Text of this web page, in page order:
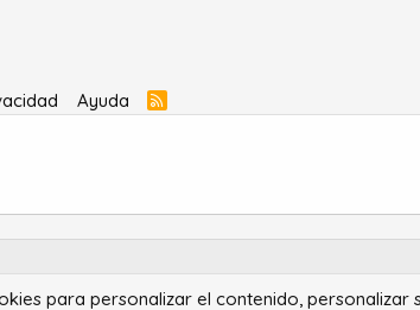
Ayuda
S
Community platform by XenForo ©
para personalizar el contenido,